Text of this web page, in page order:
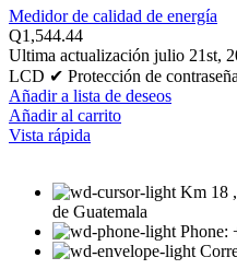
Medidor de calidad de energía
Q1,544.44
Ultima actualización julio 21st,
LCD ✔ Protección de
Añadir a lista de deseos
Añadir al carrito
Vista rápida
Km 18
de Guatemala
Phone: